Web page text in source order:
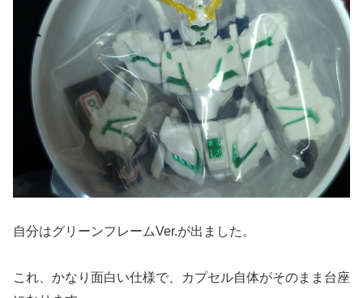
自分はグリーンフレームVer.が出ました。
これ、かなり面白い仕様で、カプセル自体がそのまま台座